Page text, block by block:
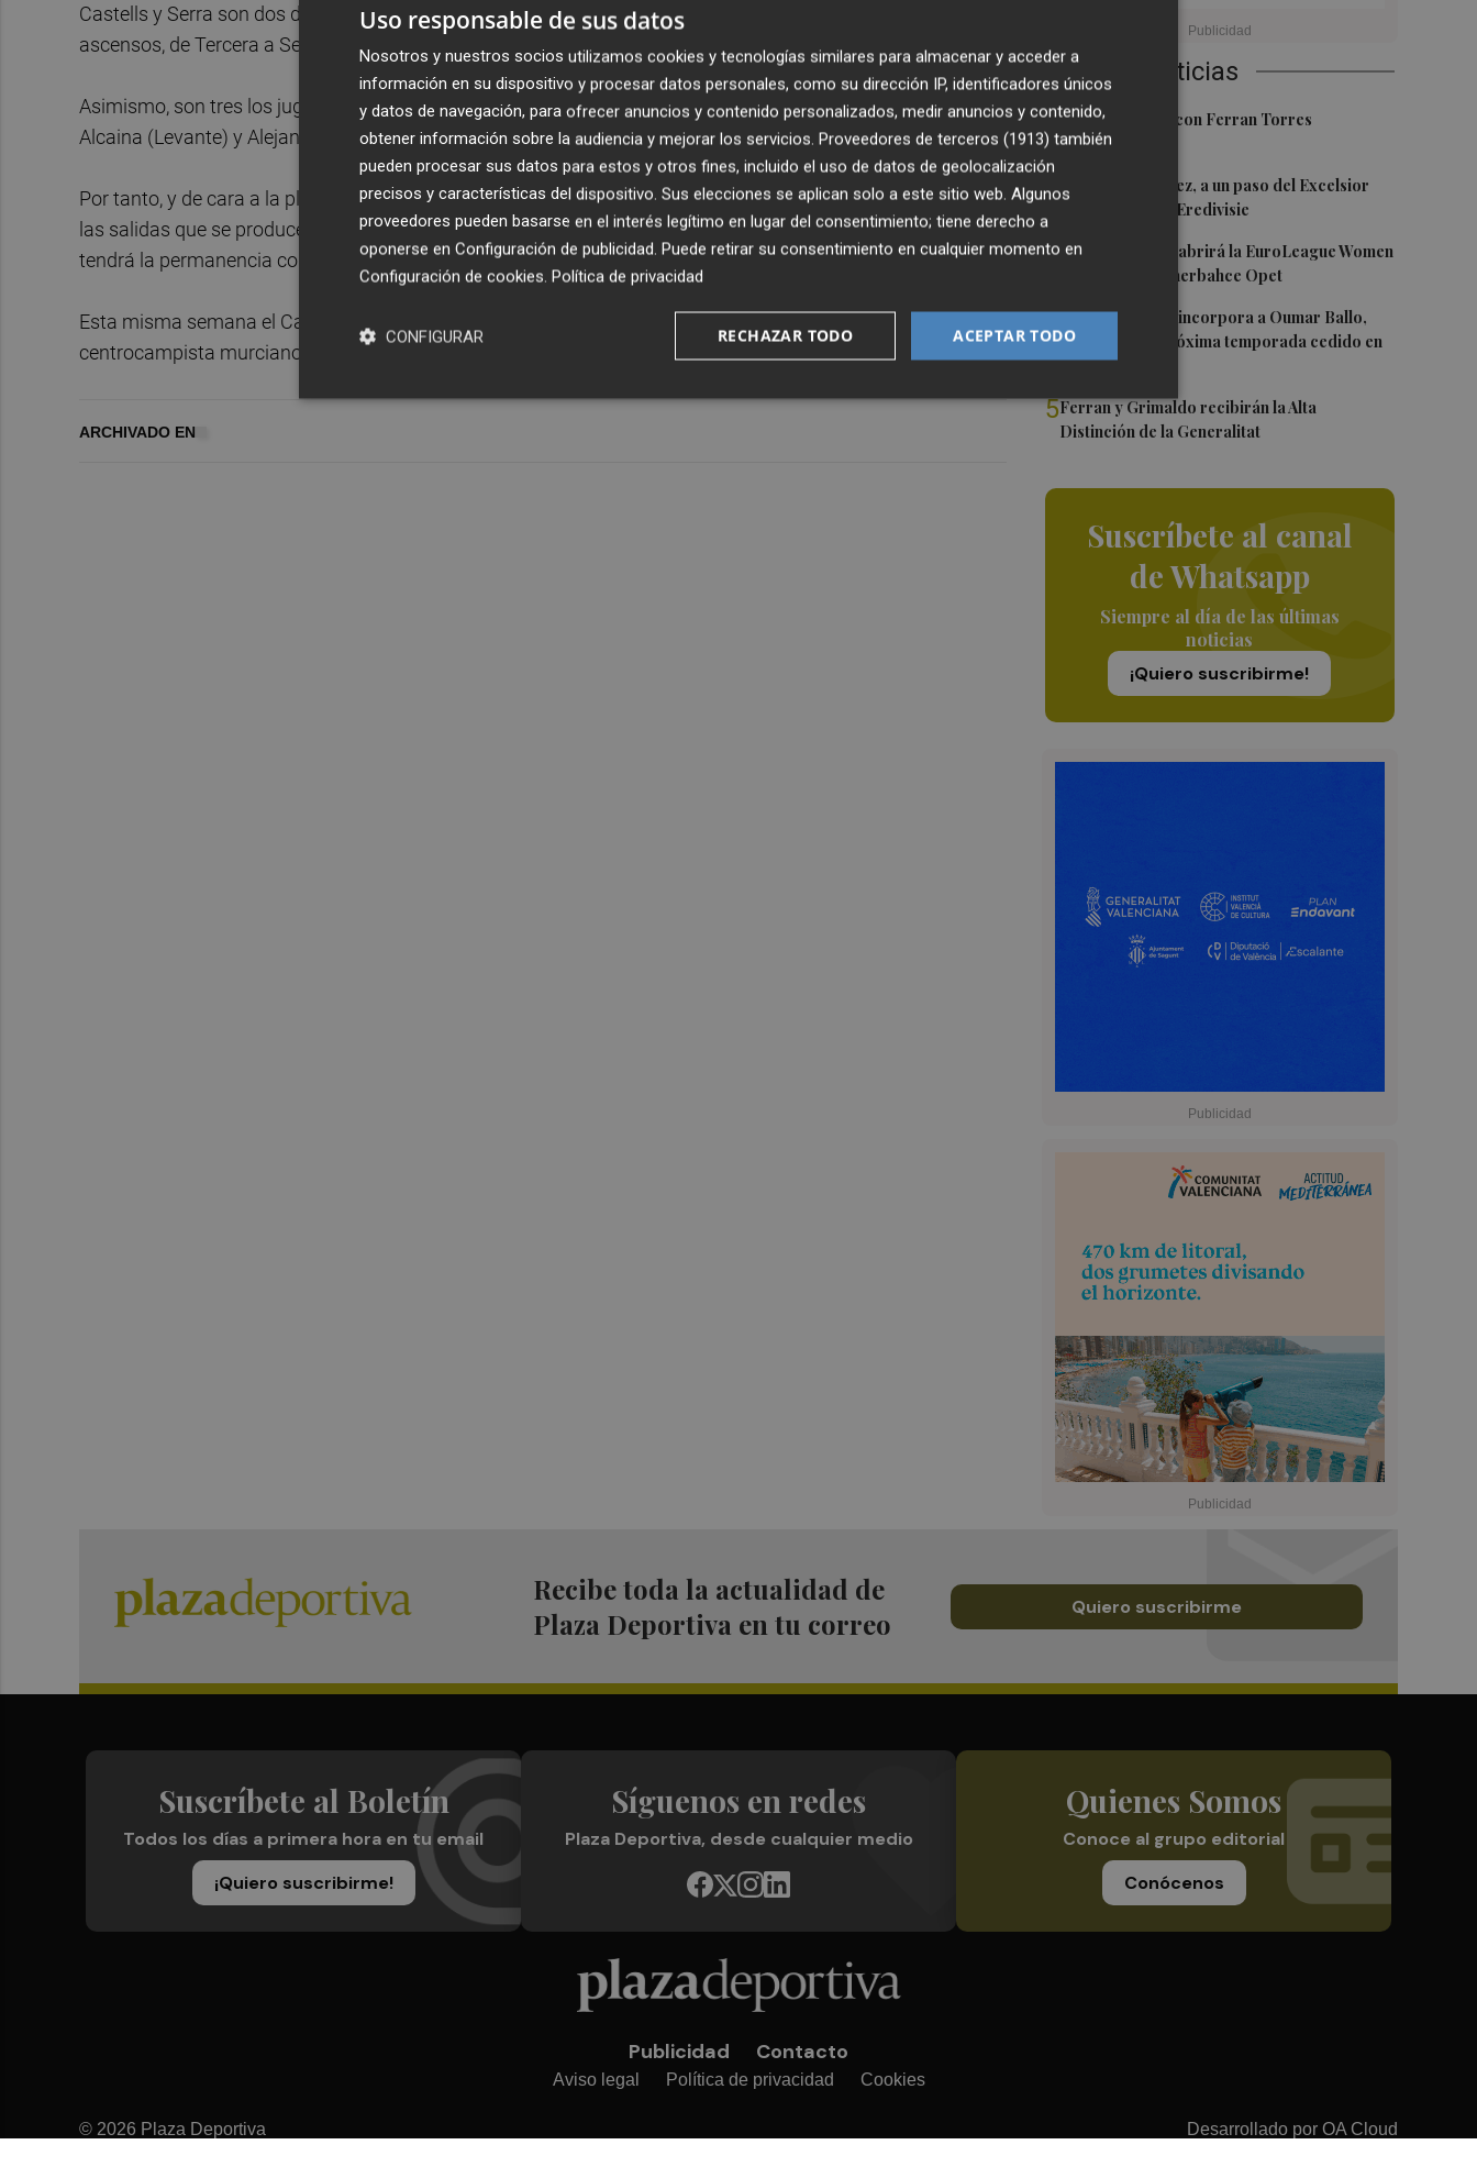
Últimas Noticias
1Foios se vuelca con Ferran Torres
2Mario Domínguez, a un paso del Excelsior
Róterdam de la Eredivisie
3 Valencia Basket abrirá la EuroLeague Women
en casa ante Fenerbahce Opet
4Valencia Basket incorpora a Oumar Ballo,
que jugará la próxima temporada cedido en
Galatasaray
5Ferran y Grimaldo recibirán la Alta
Distinción de la Generalitat
Suscríbete al canal
de Whatsapp
Siempre al día de las últimas
noticias
¡Quiero suscribirme!
Castells y Serra son dos de los tres jugadores de la plantilla que han participado en los dos últimos
ascensos, de Tercera a Segunda División B y ahora a Segunda.
Asimismo, son tres los jugadores que finalizan su periodo de cesión: Mikel Carro (Atlético de Madrid), Raúl
Alcaina (Levante) y Alejandro Sanz 'Kako' (Numancia).
Por tanto, y de cara a la planificación deportiva en Segunda, el Castellón deberá decidir en los próximos días
las salidas que se producen de cara a los fichajes que realice este verano para reforzar a un equipo que
tendrá la permanencia como único objetivo.
Esta misma semana el Castellón ya ha anunciado su primer fichaje para la campaña 2020/21. Se trata del
centrocampista murciano Jesús Carrillo que llega procedente del Melilla.
ARCHIVADO EN
Recibe toda la actualidad de
Plaza Deportiva en tu correo
Quiero suscribirme
Suscríbete al Boletín
Todos los días a primera hora en tu email
¡Quiero suscribirme!
Síguenos en redes
Plaza Deportiva, desde cualquier medio
Quienes Somos
Conoce al grupo editorial
Conócenos
Publicidad Contacto
Aviso legal Política de privacidad Cookies
© 2026 Plaza Deportiva Desarrollado por OA Cloud
Uso responsable de sus datos
Nosotros y nuestros socios utilizamos cookies y tecnologías similares para almacenar y acceder a
información en su dispositivo y procesar datos personales, como su dirección IP, identificadores únicos
y datos de navegación, para ofrecer anuncios y contenido personalizados, medir anuncios y contenido,
obtener información sobre la audiencia y mejorar los servicios. Proveedores de terceros (1913) también
pueden procesar sus datos para estos y otros fines, incluido el uso de datos de geolocalización
precisos y características del dispositivo. Sus elecciones se aplican solo a este sitio web. Algunos
proveedores pueden basarse en el interés legítimo en lugar del consentimiento; tiene derecho a
oponerse en Configuración de publicidad. Puede retirar su consentimiento en cualquier momento en
Configuración de cookies. Política de privacidad
ACEPTAR TODO
RECHAZAR TODO
CONFIGURAR